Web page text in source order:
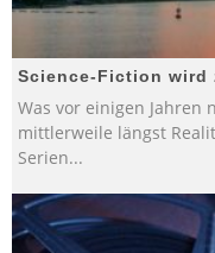
Science-Fiction wird
Was vor einigen Jahren
mittlerweile längst
Serien...